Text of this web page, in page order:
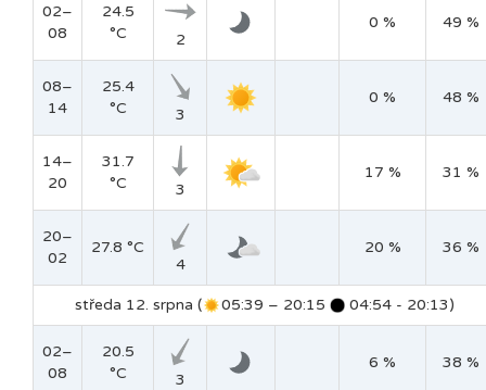
02–
08
24.5
°C
2
0 % 49 %
08–
14
25.4
°C
3
0 % 48 %
14–
20
31.7
°C
3
17 % 31 %
20–
02
27.8 °C
4
20 % 36 %
středa 12. srpna ( 05:39 – 20:15 04:54 - 20:13)
02–
08
20.5
°C
3
6 % 38 %